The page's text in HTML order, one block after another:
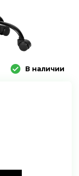
В наличии